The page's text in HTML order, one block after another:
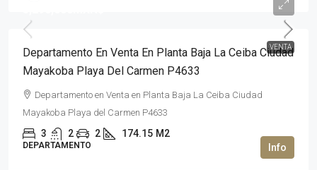
VENTA
Departamento En Venta En Planta Baja La Ceiba Ciudad
Mayakoba Playa Del Carmen P4633
Departamento en Venta en Planta Baja La Ceiba Ciudad
Mayakoba Playa del Carmen P4633
3 2 2 174.15 M2
DEPARTAMENTO